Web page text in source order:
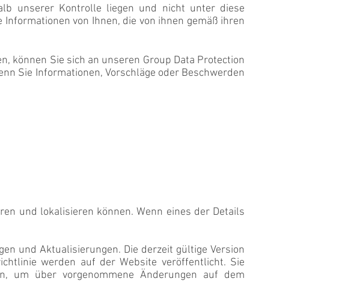
unserer Kontrolle liegen und nicht unter diese
von Ihnen, die von ihnen gemäß ihren
können Sie sich an unseren Group Data Protection
Sie Informationen, Vorschläge oder Beschwerden
und lokalisieren können. Wenn eines der Details
und Aktualisierungen. Die derzeit gültige Version
werden auf der Website veröffentlicht. Sie
um über vorgenommene Änderungen auf dem